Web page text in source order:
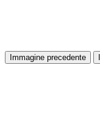
Immagine precedente